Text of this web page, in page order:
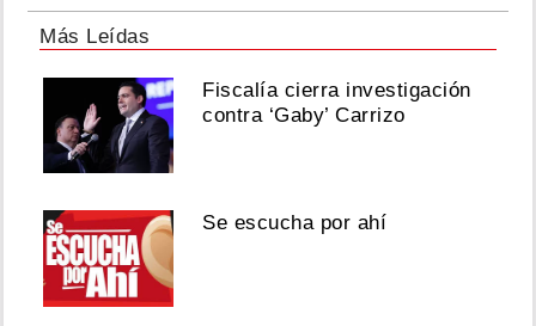
Más Leídas
Fiscalía cierra investigación
contra ‘Gaby’ Carrizo
Se escucha por ahí